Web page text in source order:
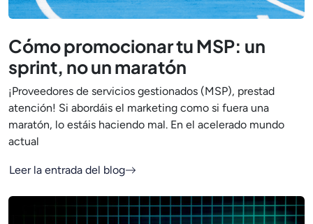
Cómo promocionar tu MSP: un
sprint, no un maratón
¡Proveedores de servicios gestionados (MSP), prestad
atención! Si abordáis el marketing como si fuera una
maratón, lo estáis haciendo mal. En el acelerado mundo
actual
Leer la entrada del blog